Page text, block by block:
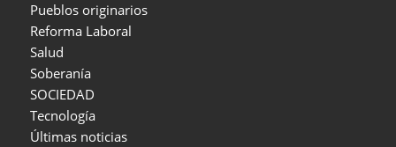
Pueblos originarios
Reforma Laboral
Salud
Soberanía
SOCIEDAD
Tecnología
Últimas noticias